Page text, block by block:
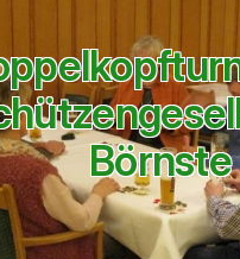
Börnste